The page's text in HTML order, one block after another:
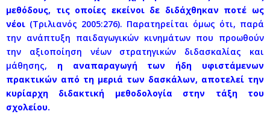
μεθόδους, τις οποίες εκείνοι δε διδάχθηκαν ποτέ ως
νέοι (Τριλιανός 2005:276). Παρατηρείται όμως ότι, παρά
την ανάπτυξη παιδαγωγικών κινημάτων που προωθούν
την αξιοποίηση νέων στρατηγικών διδασκαλίας και
μάθησης, η αναπαραγωγή των ήδη υφιστάμενων
πρακτικών από τη μεριά των δασκάλων, αποτελεί την
κυρίαρχη διδακτική μεθοδολογία στην τάξη του
σχολείου.